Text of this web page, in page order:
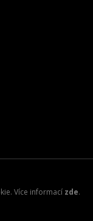
Více informací zde.